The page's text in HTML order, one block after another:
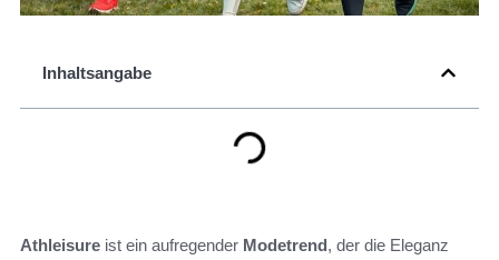
Inhaltsangabe
Athleisure ist ein aufregender Modetrend, der die Eleganz